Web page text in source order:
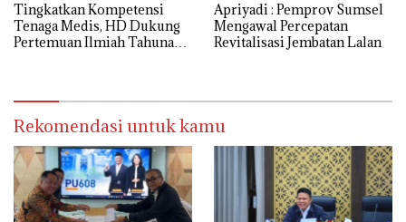
Tingkatkan Kompetensi
Tenaga Medis, HD Dukung
Pertemuan Ilmiah Tahunan
Apriyadi : Pemprov Sumsel
Mengawal Percepatan
Revitalisasi Jembatan Lalan
Rekomendasi untuk kamu